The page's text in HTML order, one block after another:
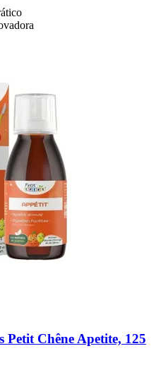
Petit Chêne Apetite, 125